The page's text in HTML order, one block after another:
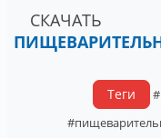
Теги